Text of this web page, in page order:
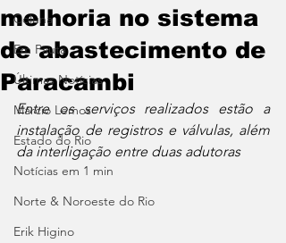
Coluna
Em Pauta
Últimas Notícias
Márcio Lemos
Estado do Rio
Notícias em 1 min
Norte & Noroeste do Rio
Erik Higino
melhoria no sistema
de abastecimento de
Paracambi
Entre os serviços realizados estão a
instalação de registros e válvulas, além
da interligação entre duas adutoras